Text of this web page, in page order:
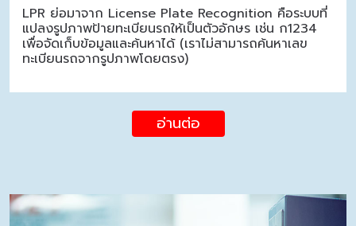
LPR ย่อมาจาก License Plate Recognition คือระบบที่
แปลงรูปภาพป้ายทะเบียนรถให้เป็นตัวอักษร เช่น ก1234
เพื่อจัดเก็บข้อมูลและค้นหาได้ (เราไม่สามารถค้นหาเลข
ทะเบียนรถจากรูปภาพโดยตรง)
อ่านต่อ